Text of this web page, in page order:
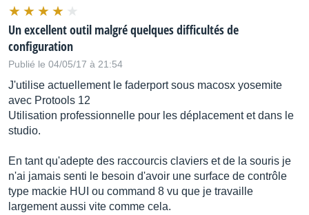
Un excellent outil malgré quelques difficultés de
configuration
Publié le 04/05/17 à 21:54
J'utilise actuellement le faderport sous macosx yosemite
avec Protools 12
Utilisation professionnelle pour les déplacement et dans le
studio.
En tant qu'adepte des raccourcis claviers et de la souris je
n'ai jamais senti le besoin d'avoir une surface de contrôle
type mackie HUI ou command 8 vu que je travaille
largement aussi vite comme cela.